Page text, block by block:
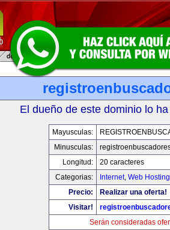
El dueño de este dominio lo
Mayusculas:
Minusculas:
Longitud:
20 caracteres
Categorias:
Internet, Web
Precio:
Realizar una oferta!
Visitar!
Serán consideradas